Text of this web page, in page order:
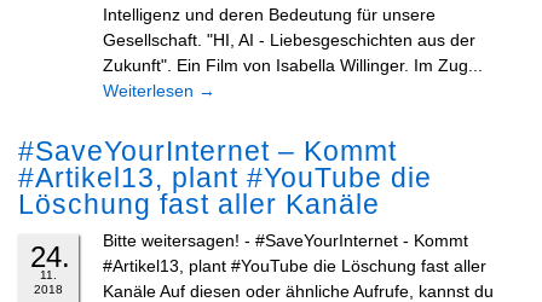
Intelligenz und deren Bedeutung für unsere
Gesellschaft. "HI, AI - Liebesgeschichten aus der
Zukunft". Ein Film von Isabella Willinger. Im Zug...
Weiterlesen →
#SaveYourInternet – Kommt
#Artikel13, plant #YouTube die
Löschung fast aller Kanäle
24.
11.
2018
Bitte weitersagen! - #SaveYourInternet - Kommt
#Artikel13, plant #YouTube die Löschung fast aller
Kanäle Auf diesen oder ähnliche Aufrufe, kannst du